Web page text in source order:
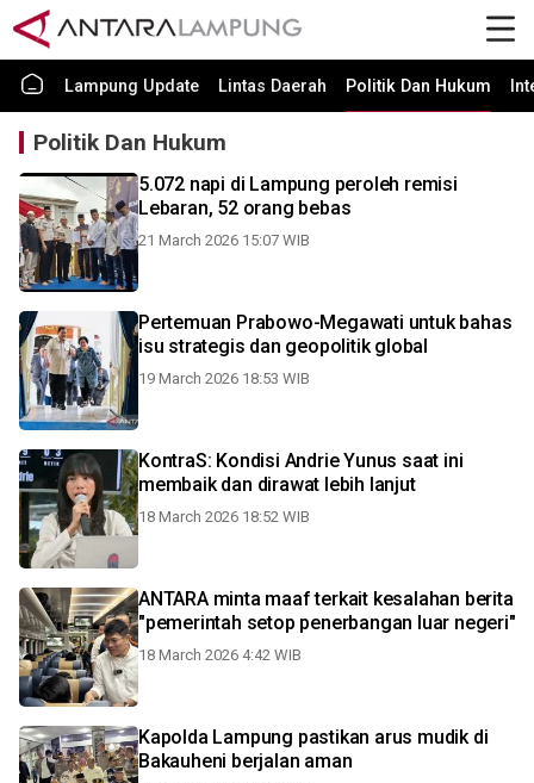
Lampung Update Lintas Daerah Politik Dan Hukum
Politik Dan Hukum
5.072 napi di Lampung peroleh remisi
Lebaran, 52 orang bebas
21 March 2026 15:07 WIB
Pertemuan Prabowo-Megawati untuk bahas
isu strategis dan geopolitik global
19 March 2026 18:53 WIB
KontraS: Kondisi Andrie Yunus saat ini
membaik dan dirawat lebih lanjut
18 March 2026 18:52 WIB
ANTARA minta maaf terkait kesalahan berita
"pemerintah setop penerbangan luar negeri"
18 March 2026 4:42 WIB
Kapolda Lampung pastikan arus mudik di
Bakauheni berjalan aman